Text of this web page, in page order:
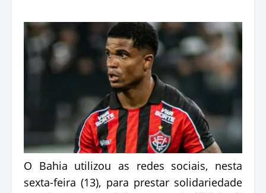
O Bahia utilizou as redes sociais, nesta
sexta-feira (13), para prestar solidariedade